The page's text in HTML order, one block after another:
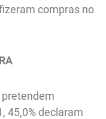
compras no
45,0% declaram